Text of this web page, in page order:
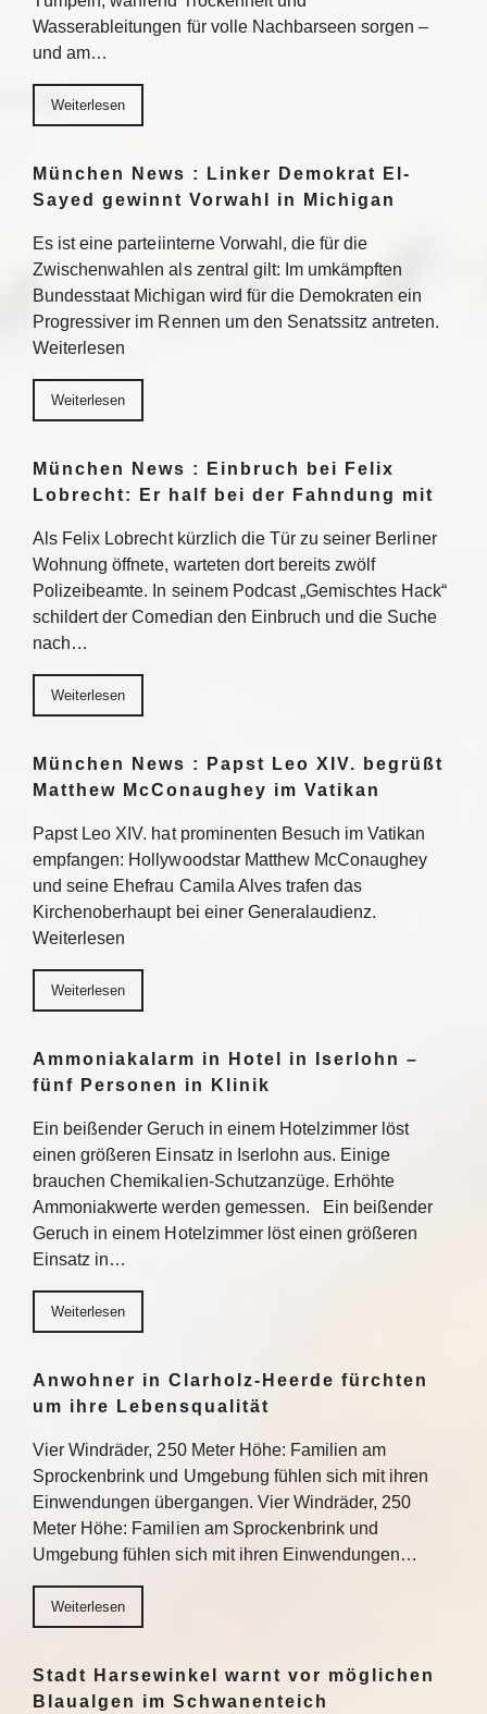
Wasserableitungen für volle Nachbarseen sorgen –
und am…
Weiterlesen
München News : Linker Demokrat El-
Sayed gewinnt Vorwahl in Michigan
Es ist eine parteiinterne Vorwahl, die für die
Zwischenwahlen als zentral gilt: Im umkämpften
Bundesstaat Michigan wird für die Demokraten ein
Progressiver im Rennen um den Senatssitz antreten.
Weiterlesen
Weiterlesen
München News : Einbruch bei Felix
Lobrecht: Er half bei der Fahndung mit
Als Felix Lobrecht kürzlich die Tür zu seiner Berliner
Wohnung öffnete, warteten dort bereits zwölf
Polizeibeamte. In seinem Podcast „Gemischtes Hack“
schildert der Comedian den Einbruch und die Suche
nach…
Weiterlesen
München News : Papst Leo XIV. begrüßt
Matthew McConaughey im Vatikan
Papst Leo XIV. hat prominenten Besuch im Vatikan
empfangen: Hollywoodstar Matthew McConaughey
und seine Ehefrau Camila Alves trafen das
Kirchenoberhaupt bei einer Generalaudienz.
Weiterlesen
Weiterlesen
Ammoniakalarm in Hotel in Iserlohn –
fünf Personen in Klinik
Ein beißender Geruch in einem Hotelzimmer löst
einen größeren Einsatz in Iserlohn aus. Einige
brauchen Chemikalien-Schutzanzüge. Erhöhte
Ammoniakwerte werden gemessen. Ein beißender
Geruch in einem Hotelzimmer löst einen größeren
Einsatz in…
Weiterlesen
Anwohner in Clarholz-Heerde fürchten
um ihre Lebensqualität
Vier Windräder, 250 Meter Höhe: Familien am
Sprockenbrink und Umgebung fühlen sich mit ihren
Einwendungen übergangen. Vier Windräder, 250
Meter Höhe: Familien am Sprockenbrink und
Umgebung fühlen sich mit ihren Einwendungen…
Weiterlesen
Stadt Harsewinkel warnt vor möglichen
Blaualgen im Schwanenteich